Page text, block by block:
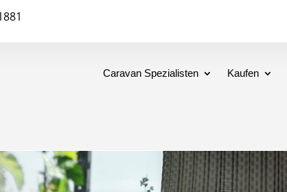
Caravan Spezialisten Kaufen